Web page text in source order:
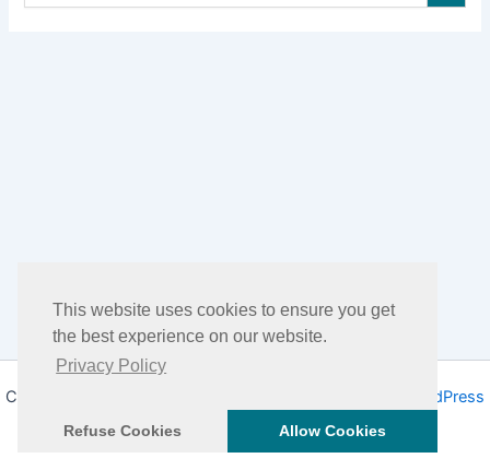
This website uses cookies to ensure you get
the best experience on our website.
Privacy Policy
Refuse Cookies Allow Cookies
Copyright © 2026 DHEA Facts | Propulsé par
Thème WordPress